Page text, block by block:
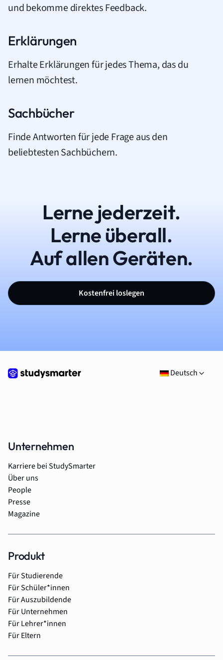
und bekomme direktes Feedback.
Erklärungen
Erhalte Erklärungen für jedes Thema, das du
lernen möchtest.
Sachbücher
Finde Antworten für jede Frage aus den
beliebtesten Sachbüchern.
Lerne jederzeit.
Lerne überall.
Auf allen Geräten.
Kostenfrei loslegen
Deutsch
Unternehmen
Karriere bei StudySmarter
Über uns
People
Presse
Magazine
Produkt
Für Studierende
Für Schüler*innen
Für Auszubildende
Für Unternehmen
Für Lehrer*innen
Für Eltern